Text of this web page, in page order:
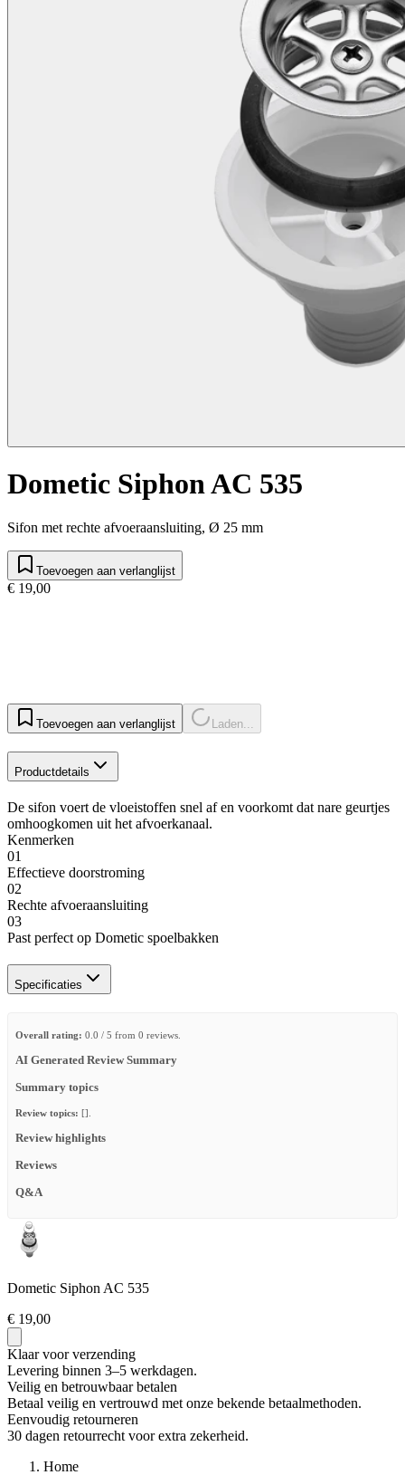
Dometic Siphon AC 535
Sifon met rechte afvoeraansluiting, Ø 25 mm
Toevoegen aan verlanglijst
€ 19,00
Toevoegen aan verlanglijst Laden...
Productdetails
De sifon voert de vloeistoffen snel af en voorkomt dat nare geurtjes
omhoogkomen uit het afvoerkanaal.
Kenmerken
01
Effectieve doorstroming
02
Rechte afvoeraansluiting
03
Past perfect op Dometic spoelbakken
Specificaties
Overall rating: 0.0 / 5 from 0 reviews.
AI Generated Review Summary
Summary topics
Review topics: [].
Review highlights
Reviews
Q&A
Dometic Siphon AC 535
€ 19,00
Klaar voor verzending
Levering binnen 3–5 werkdagen.
Veilig en betrouwbaar betalen
Betaal veilig en vertrouwd met onze bekende betaalmethoden.
Eenvoudig retourneren
30 dagen retourrecht voor extra zekerheid.
Home